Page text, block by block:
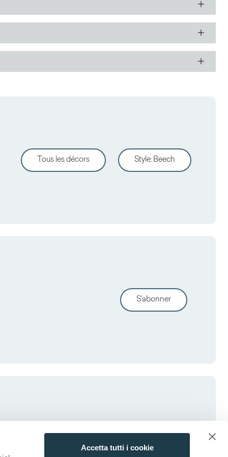
Accetta tutti i cookie
Tous les décors Style: Beech
S'abonner